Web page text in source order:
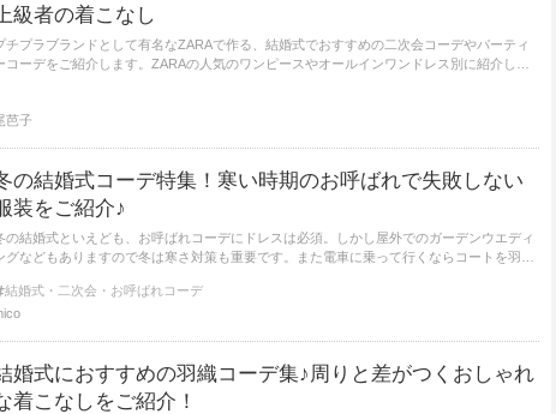
級者の着こなし
チプラブランドとして有名なZARAで作る、結婚式でおすすめの二次会コーデやパーティ
コーデをご紹介します。ZARAの人気のワンピースやオールインワンドレス別に紹介して
芭子
の結婚式コーデ特集！寒い時期のお呼ばれで失敗しない
装をご紹介♪
の結婚式といえども、お呼ばれコーデにドレスは必須。しかし屋外でのガーデンウエディ
グなどもありますので冬は寒さ対策も重要です。また電車に乗って行くならコートを羽織
結婚式・二次会・お呼ばれコーデ
婚式におすすめの羽織コーデ集♪周りと差がつくおしゃれ
着こなしをご紹介！